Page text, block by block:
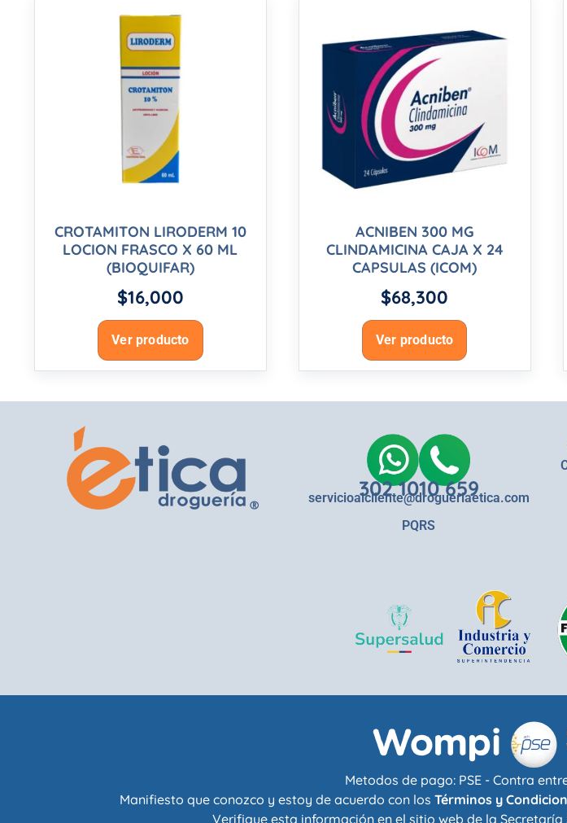
CROTAMITON LIRODERM 10
LOCION FRASCO X 60 ML
(BIOQUIFAR)
$16,000
Ver producto
ACNIBEN 300 MG
CLINDAMICINA CAJA X 24
CAPSULAS (ICOM)
$68,300
Ver producto
302 1010 659
servicioalcliente@drogueriaetica.com
PQRS
Metodos de pago: PSE - Contra
Manifiesto que conozco y estoy de acuerdo con los Términos y
Verifique esta información en el sitio web de la Secretaría